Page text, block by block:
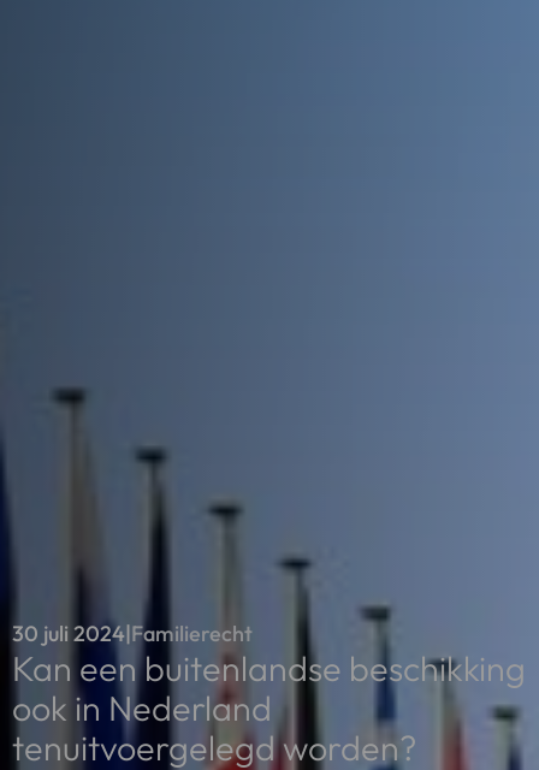
30 juli 2024|Familierecht
Kan een buitenlandse beschikking
ook in Nederland
tenuitvoergelegd worden?